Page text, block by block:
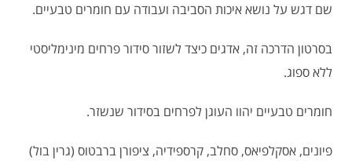
שם דגש על נושא איכות הסביבה ועבודה עם חומרים טבעיים.
בסרטון הדרכה זה, אדגים כיצד לשזור סידור פרחים מינימליסטי
ללא ספוג.
חומרים טבעיים יהוו העוגן לפרחים בסידור שנשזר.
פיונים, אסקלפיאס, סחלב, קרספידיה, ציפורן ברבטוס (גרין בול)